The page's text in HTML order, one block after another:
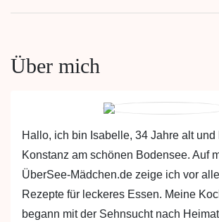
Über mich
Hallo, ich bin Isabelle, 34 Jahre alt und
Konstanz am schönen Bodensee. Auf
ÜberSee-Mädchen.de zeige ich vor
Rezepte für leckeres Essen. Meine
begann mit der Sehnsucht nach